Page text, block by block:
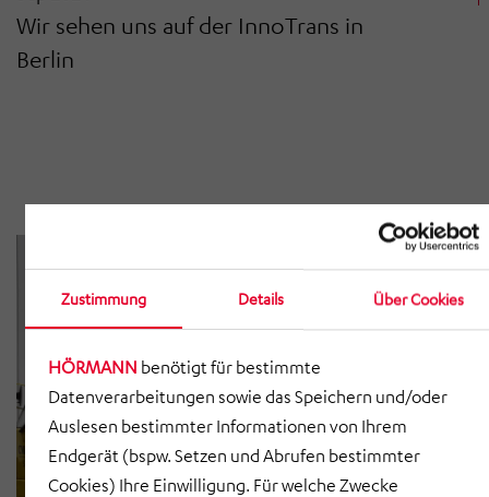
Zustimmung Details Über Cookies
HÖRMANN benötigt für bestimmte
Datenverarbeitungen sowie das Speichern und/oder
Auslesen bestimmter Informationen von Ihrem
Endgerät (bspw. Setzen und Abrufen bestimmter
Cookies) Ihre Einwilligung. Für welche Zwecke
Wir sehen uns auf der InnoTrans in
Berlin